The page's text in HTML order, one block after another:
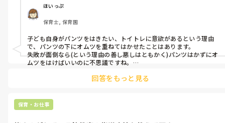
当時は1年目だったため、他の職員が止めてくれました。
皆さんの園では、トイレトレーニングどうやってますか？
ほいっぷ
保育士, 保育園
子ども自身がパンツをはきたい、トイトレに意欲があるという理由
で、パンツの下にオムツを重ねてはかせたことはあります。
失敗が面倒なら(という理由の善し悪しはともかく)パンツはかずにオ
ムツをはけばいいのに不思議ですね。
や方針を。しっかりと話し合えたらいいですね。
回答をもっと見る
保育・お仕事